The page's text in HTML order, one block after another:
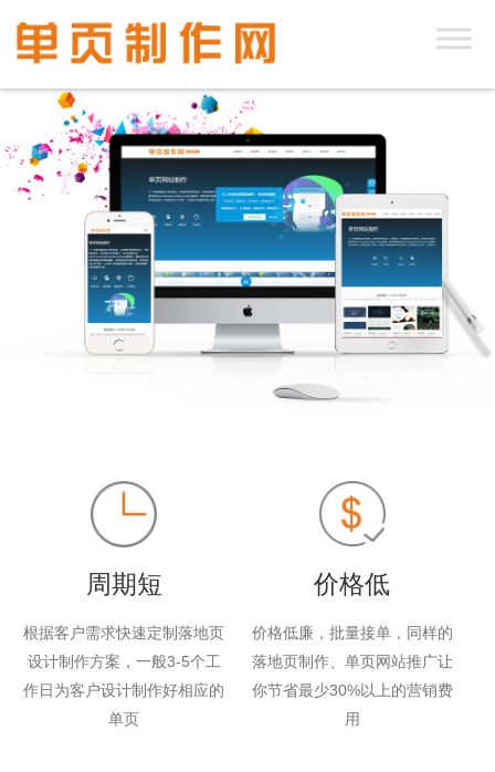
周期短
根据客户需求快速定制落地页
设计制作方案，一般3-5个工
作日为客户设计制作好相应的
单页
价格低
价格低廉，批量接单，同样的
落地页制作、单页网站推广让
你节省最少30%以上的营销费
用